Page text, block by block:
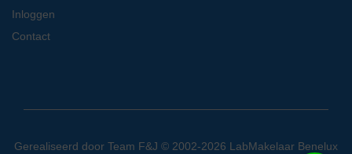
Inloggen
Contact
Gerealiseerd door Team F&J © 2002-2026 LabMakelaar Benelux